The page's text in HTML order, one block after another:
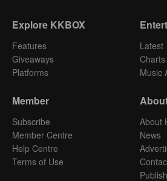
Explore KKBOX
Features
Giveaways
Platforms
Latest
Charts
Music
Member
Subscribe
Member Centre
Help Centre
Terms of Use
About
News